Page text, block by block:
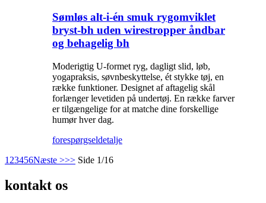
Sømløs alt-i-én smuk rygomviklet
bryst-bh uden wirestropper åndbar
og behagelig bh
Moderigtig U-formet ryg, dagligt slid, løb,
yogapraksis, søvnbeskyttelse, ét stykke tøj, en
række funktioner. Designet af aftagelig skål
forlænger levetiden på undertøj. En række farver
er tilgængelige for at matche dine forskellige
humør hver dag.
forespørgseldetalje
1 23456Næste >>> Side 1/16
kontakt os